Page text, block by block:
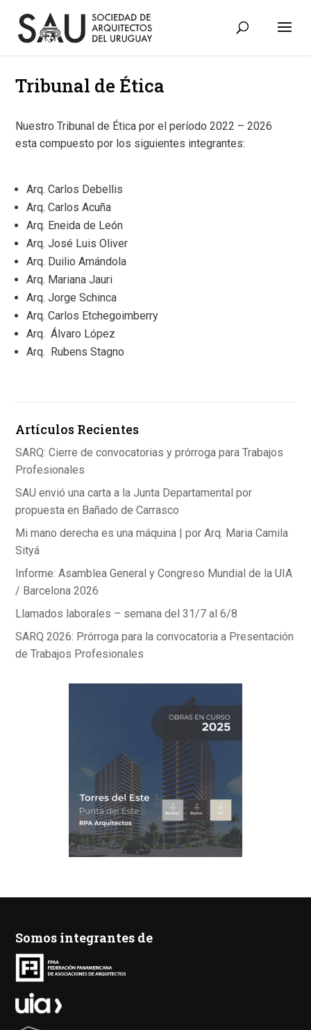
Tribunal de Ética
Nuestro Tribunal de Ética por el período 2022 – 2026
esta compuesto por los siguientes integrantes:
Arq. Carlos Debellis
Arq. Carlos Acuña
Arq. Eneida de León
Arq. José Luis Oliver
Arq. Duilio Amándola
Arq. Mariana Jauri
Arq.Jorge Schinca
Arq.Carlos Etchegoimberry
Arq. Álvaro López
Arq. Rubens Stagno
Artículos Recientes
SARQ: Cierre de convocatorias y prórroga para Trabajos
Profesionales
SAU envió una carta a la Junta Departamental por
propuesta en Bañado de Carrasco
Mi mano derecha es una máquina | por Arq. Maria Camila
Sityá
Informe: Asamblea General y Congreso Mundial de la UIA
/ Barcelona 2026
Llamados laborales – semana del 31/7 al 6/8
SARQ 2026: Prórroga para la convocatoria a Presentación
de Trabajos Profesionales
Somos integrantes de